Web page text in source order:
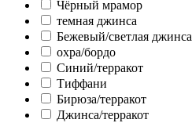
Чёрный мрамор
темная джинса
Бежевый/светлая джинса
охра/бордо
Синий/терракот
Тиффани
Бирюза/терракот
Джинса/терракот